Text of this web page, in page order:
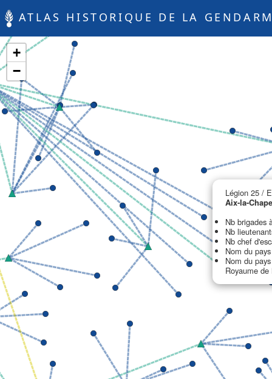
ATLAS HISTORIQUE DE LA
Légion 25 /
Aix-la-
Nb brigades
Nb
Nb chef
Nom du
Nom du
Royaume de
+
−